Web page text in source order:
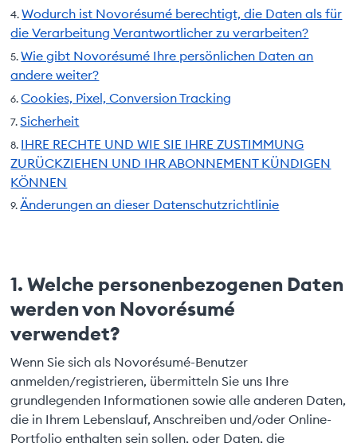
Wodurch ist Novorésumé berechtigt, die Daten als für
die Verarbeitung Verantwortlicher zu verarbeiten?
Wie gibt Novorésumé Ihre persönlichen Daten an
andere weiter?
Cookies, Pixel, Conversion Tracking
Sicherheit
IHRE RECHTE UND WIE SIE IHRE ZUSTIMMUNG
ZURÜCKZIEHEN UND IHR ABONNEMENT KÜNDIGEN
KÖNNEN
Änderungen an dieser Datenschutzrichtlinie
1. Welche personenbezogenen Daten
werden von Novorésumé
verwendet?
Wenn Sie sich als Novorésumé-Benutzer
anmelden/registrieren, übermitteln Sie uns Ihre
grundlegenden Informationen sowie alle anderen Daten,
die in Ihrem Lebenslauf, Anschreiben und/oder Online-
Portfolio enthalten sein sollen, oder Daten, die